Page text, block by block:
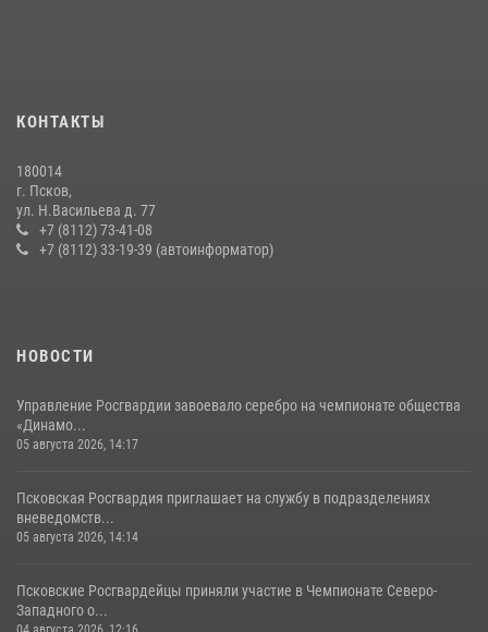
Росгвардейцы одержали победу
Сотрудники вневедомственной охраны Росгвардии за минувшие
сутки пресекли в областном центре серию краж
22 июля 2026, 10:19
16 июля 2026, 10:24
КОНТАКТЫ
180014
г. Псков,
ул. Н.Васильева д. 77
+7 (8112) 73-41-08
+7 (8112) 33-19-39 (автоинформатор)
НОВОСТИ
Управление Росгвардии завоевало серебро на чемпионате общества
«Динамо...
05 августа 2026, 14:17
Псковская Росгвардия приглашает на службу в подразделениях
вневедомств...
05 августа 2026, 14:14
Псковские Росгвардейцы приняли участие в Чемпионате Северо-
Западного о...